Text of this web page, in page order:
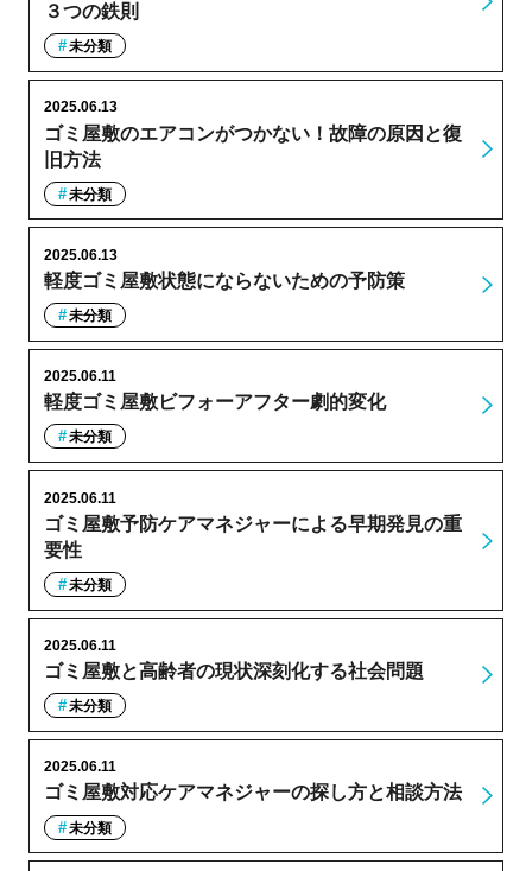
３つの鉄則
未分類
ゴミ屋敷のエアコンがつかない！故障の原因と復
旧方法
2025.06.13
未分類
軽度ゴミ屋敷状態にならないための予防策
2025.06.13
未分類
軽度ゴミ屋敷ビフォーアフター劇的変化
2025.06.11
未分類
ゴミ屋敷予防ケアマネジャーによる早期発見の重
要性
2025.06.11
未分類
ゴミ屋敷と高齢者の現状深刻化する社会問題
2025.06.11
未分類
ゴミ屋敷対応ケアマネジャーの探し方と相談方法
2025.06.11
未分類